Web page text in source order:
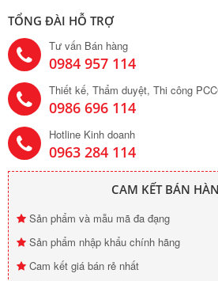
TỔNG ĐÀI HỖ TRỢ
Tư vấn Bán hàng
0984 957 114
Thiết kế, Thẩm duyệt, Thi công
0986 696 114
Hotline Kinh doanh
0963 284 114
CAM KẾT BÁN
Sản phẩm và mẫu mã đa đạng
Sản phẩm nhập khẩu chính hãng
Cam kết giá bán rẻ nhất